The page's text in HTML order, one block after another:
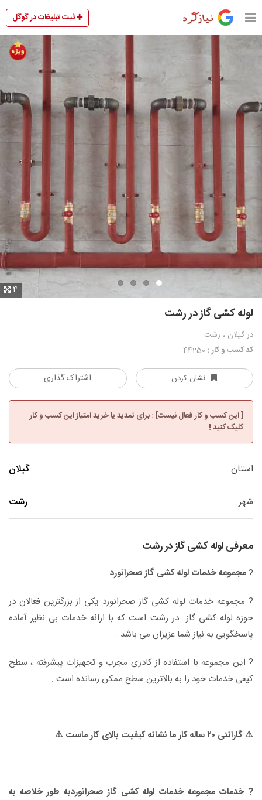
ثبت تبلیغات در گوگل
4
لوله کشی گاز در رشت
در گیلان ، رشت
کد کسب و کار :
نشان کردن اشتراک گذاری
[ این کسب و کار فعال نیست] : برای تمدید یا خرید امتیاز این کسب و کار
کلیک کنید !
استان گیلان
شهر رشت
معرفی لوله کشی گاز در رشت
?مجموعه خدمات لوله کشی گاز صحرانورد
? مجموعه خدمات لوله کشی گاز صحرانورد یکی از بزرگترین فعالان در
حوزه لوله کشی گاز در رشت است که با ارائه خدمات بی نظیر آماده
پاسخگویی به نیاز شما عزیزان می باشد .
? این مجموعه با استفاده از کادری مجرب و تجهیزات پیشرفته ، سطح
کیفی خدمات خود را به بالاترین سطح ممکن رسانده است .
⚠️ گارانتی ۲۰ ساله کار ما نشانه کیفیت بالای کار ماست ⚠️
? خدمات مجموعه خدمات لوله کشی گاز صحرانوردبه طور خلاصه به